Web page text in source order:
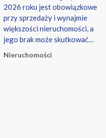
i nowe zasady
2026 roku jest obowiązkowe
przy sprzedaży i wynajmie
większości nieruchomości, a
jego brak może skutkować
karą finansową.
Nieruchomości